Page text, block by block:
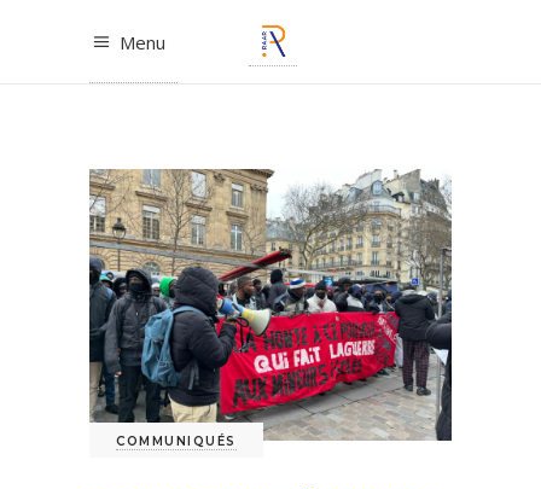
Menu
COMMUNIQUÉS